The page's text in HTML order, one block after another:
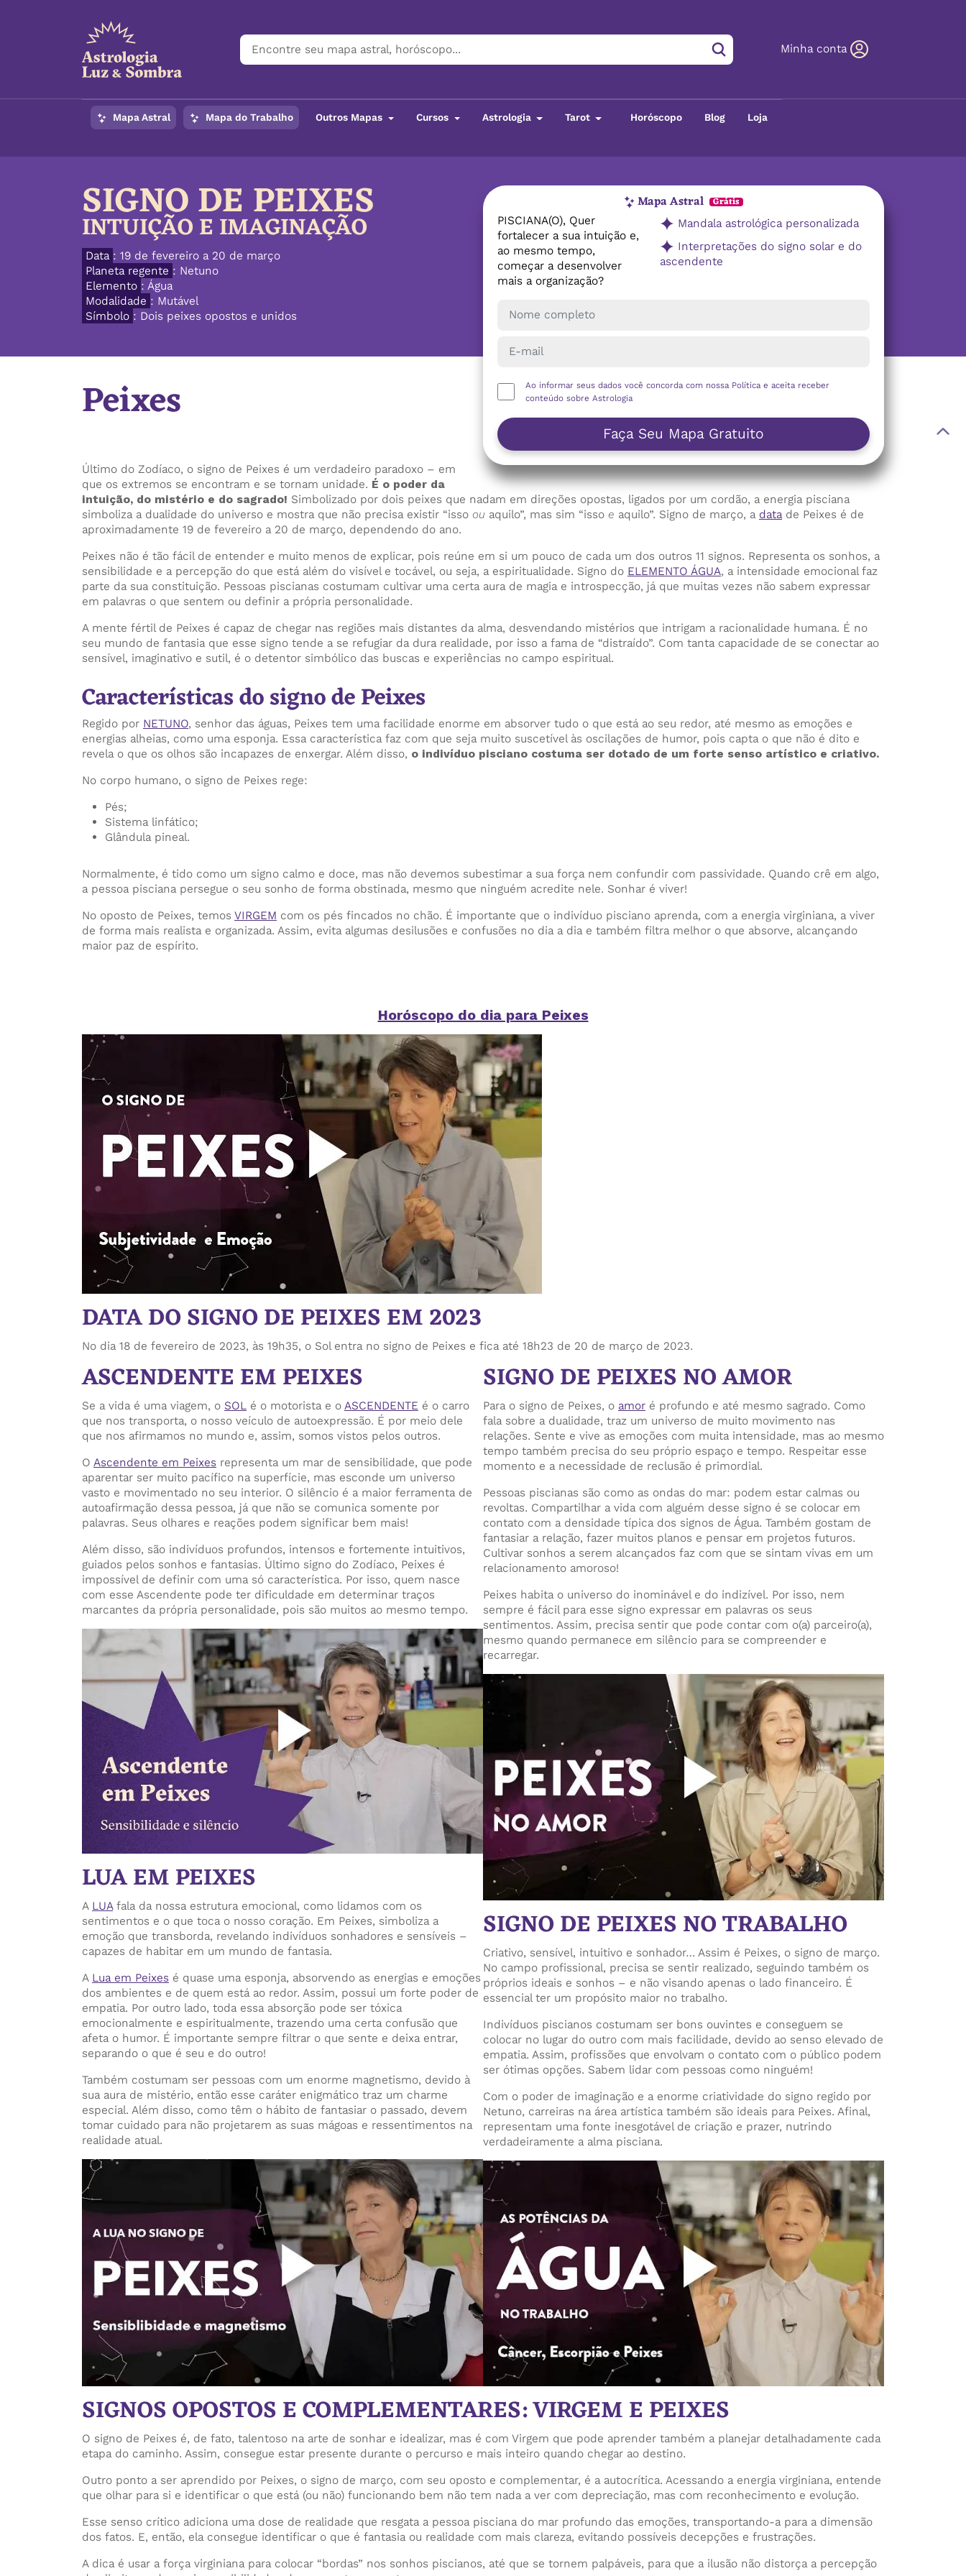
Minha conta
Mapa Astral Mapa do Trabalho Outros Mapas Cursos Astrologia Tarot Horóscopo Blog Loja
Mapa Astral Grátis
PISCIANA(O), Quer
fortalecer a sua intuição e,
ao mesmo tempo,
começar a desenvolver
mais a organização?
Mandala astrológica personalizada
Interpretações do signo solar e do
ascendente
Ao informar seus dados você concorda com nossa Políticae aceita receber
conteúdo sobre Astrologia
Faça Seu Mapa Gratuito
SIGNO DE PEIXES
INTUIÇÃO E IMAGINAÇÃO
Data : 19 de fevereiro a 20 de março
Planeta regente : Netuno
Elemento : Água
Modalidade : Mutável
Símbolo : Dois peixes opostos e unidos
Peixes
Último do Zodíaco, o signo de Peixes é um verdadeiro paradoxo – em
que os extremos se encontram e se tornam unidade. É o poder da
intuição, do mistério e do sagrado! Simbolizado por dois peixes que nadam em direções opostas, ligados por um cordão, a energia pisciana
simboliza a dualidade do universo e mostra que não precisa existir “isso ou aquilo”, mas sim “isso e aquilo”. Signo de março, a datade Peixes é de
aproximadamente 19 de fevereiro a 20 de março, dependendo do ano.
Peixes não é tão fácil de entender e muito menos de explicar, pois reúne em si um pouco de cada um dos outros 11 signos. Representa os sonhos, a
sensibilidade e a percepção do que está além do visível e tocável, ou seja, a espiritualidade. Signo do ELEMENTO ÁGUA, a intensidade emocional faz
parte da sua constituição. Pessoas piscianas costumam cultivar uma certa aura de magia e introspecção, já que muitas vezes não sabem expressar
em palavras o que sentem ou definir a própria personalidade.
A mente fértil de Peixes é capaz de chegar nas regiões mais distantes da alma, desvendando mistérios que intrigam a racionalidade humana. É no
seu mundo de fantasia que esse signo tende a se refugiar da dura realidade, por isso a fama de “distraído”. Com tanta capacidade de se conectar ao
sensível, imaginativo e sutil, é o detentor simbólico das buscas e experiências no campo espiritual.
Características do signo de Peixes
Regido por NETUNO, senhor das águas, Peixes tem uma facilidade enorme em absorver tudo o que está ao seu redor, até mesmo as emoções e
energias alheias, como uma esponja. Essa característica faz com que seja muito suscetível às oscilações de humor, pois capta o que não é dito e
revela o que os olhos são incapazes de enxergar. Além disso, o indivíduo pisciano costuma ser dotado de um forte senso artístico e criativo.
No corpo humano, o signo de Peixes rege:
Pés;
Sistema linfático;
Glândula pineal.
Normalmente, é tido como um signo calmo e doce, mas não devemos subestimar a sua força nem confundir com passividade. Quando crê em algo,
a pessoa pisciana persegue o seu sonho de forma obstinada, mesmo que ninguém acredite nele. Sonhar é viver!
No oposto de Peixes, temos VIRGEM com os pés fincados no chão. É importante que o indivíduo pisciano aprenda, com a energia virginiana, a viver
de forma mais realista e organizada. Assim, evita algumas desilusões e confusões no dia a dia e também filtra melhor o que absorve, alcançando
maior paz de espírito.
Horóscopo do dia para Peixes
DATA DO SIGNO DE PEIXES EM 2023
No dia 18 de fevereiro de 2023, às 19h35, o Sol entra no signo de Peixes e fica até 18h23 de 20 de março de 2023.
ASCENDENTE EM PEIXES
Se a vida é uma viagem, o SOL é o motorista e o ASCENDENTE é o carro
que nos transporta, o nosso veículo de autoexpressão. É por meio dele
que nos afirmamos no mundo e, assim, somos vistos pelos outros.
O Ascendente em Peixes representa um mar de sensibilidade, que pode
aparentar ser muito pacífico na superfície, mas esconde um universo
vasto e movimentado no seu interior. O silêncio é a maior ferramenta de
autoafirmação dessa pessoa, já que não se comunica somente por
palavras. Seus olhares e reações podem significar bem mais!
Além disso, são indivíduos profundos, intensos e fortemente intuitivos,
guiados pelos sonhos e fantasias. Último signo do Zodíaco, Peixes é
impossível de definir com uma só característica. Por isso, quem nasce
com esse Ascendente pode ter dificuldade em determinar traços
marcantes da própria personalidade, pois são muitos ao mesmo tempo.
LUA EM PEIXES
A LUAfala da nossa estrutura emocional, como lidamos com os
sentimentos e o que toca o nosso coração. Em Peixes, simboliza a
emoção que transborda, revelando indivíduos sonhadores e sensíveis –
capazes de habitar em um mundo de fantasia.
A Lua em Peixes é quase uma esponja, absorvendo as energias e emoções
dos ambientes e de quem está ao redor. Assim, possui um forte poder de
empatia. Por outro lado, toda essa absorção pode ser tóxica
emocionalmente e espiritualmente, trazendo uma certa confusão que
afeta o humor. É importante sempre filtrar o que sente e deixa entrar,
separando o que é seu e do outro!
Também costumam ser pessoas com um enorme magnetismo, devido à
sua aura de mistério, então esse caráter enigmático traz um charme
especial. Além disso, como têm o hábito de fantasiar o passado, devem
tomar cuidado para não projetarem as suas mágoas e ressentimentos na
realidade atual.
SIGNO DE PEIXES NO AMOR
Para o signo de Peixes, o amor é profundo e até mesmo sagrado. Como
fala sobre a dualidade, traz um universo de muito movimento nas
relações. Sente e vive as emoções com muita intensidade, mas ao mesmo
tempo também precisa do seu próprio espaço e tempo. Respeitar esse
momento e a necessidade de reclusão é primordial.
Pessoas piscianas são como as ondas do mar: podem estar calmas ou
revoltas. Compartilhar a vida com alguém desse signo é se colocar em
contato com a densidade típica dos signos de Água. Também gostam de
fantasiar a relação, fazer muitos planos e pensar em projetos futuros.
Cultivar sonhos a serem alcançados faz com que se sintam vivas em um
relacionamento amoroso!
Peixes habita o universo do inominável e do indizível. Por isso, nem
sempre é fácil para esse signo expressar em palavras os seus
sentimentos. Assim, precisa sentir que pode contar com o(a) parceiro(a),
mesmo quando permanece em silêncio para se compreender e
recarregar.
SIGNO DE PEIXES NO TRABALHO
Criativo, sensível, intuitivo e sonhador… Assim é Peixes, o signo de março.
No campo profissional, precisa se sentir realizado, seguindo também os
próprios ideais e sonhos – e não visando apenas o lado financeiro. É
essencial ter um propósito maior no trabalho.
Indivíduos piscianos costumam ser bons ouvintes e conseguem se
colocar no lugar do outro com mais facilidade, devido ao senso elevado de
empatia. Assim, profissões que envolvam o contato com o público podem
ser ótimas opções. Sabem lidar com pessoas como ninguém!
Com o poder de imaginação e a enorme criatividade do signo regido por
Netuno, carreiras na área artística também são ideais para Peixes. Afinal,
representam uma fonte inesgotável de criação e prazer, nutrindo
verdadeiramente a alma pisciana.
SIGNOS OPOSTOS E COMPLEMENTARES: VIRGEM E PEIXES
O signo de Peixes é, de fato, talentoso na arte de sonhar e idealizar, mas é com Virgem que pode aprender também a planejar detalhadamente cada
etapa do caminho. Assim, consegue estar presente durante o percurso e mais inteiro quando chegar ao destino.
Outro ponto a ser aprendido por Peixes, o signo de março, com seu oposto e complementar, é a autocrítica. Acessando a energia virginiana, entende
que olhar para si e identificar o que está (ou não) funcionando bem não tem nada a ver com depreciação, mas com reconhecimento e evolução.
Esse senso crítico adiciona uma dose de realidade que resgata a pessoa pisciana do mar profundo das emoções, transportando-a para a dimensão
dos fatos. E, então, ela consegue identificar o que é fantasia ou realidade com mais clareza, evitando possíveis decepções e frustrações.
A dica é usar a força virginiana para colocar “bordas” nos sonhos piscianos, até que se tornem palpáveis, para que a ilusão não distorça a percepção